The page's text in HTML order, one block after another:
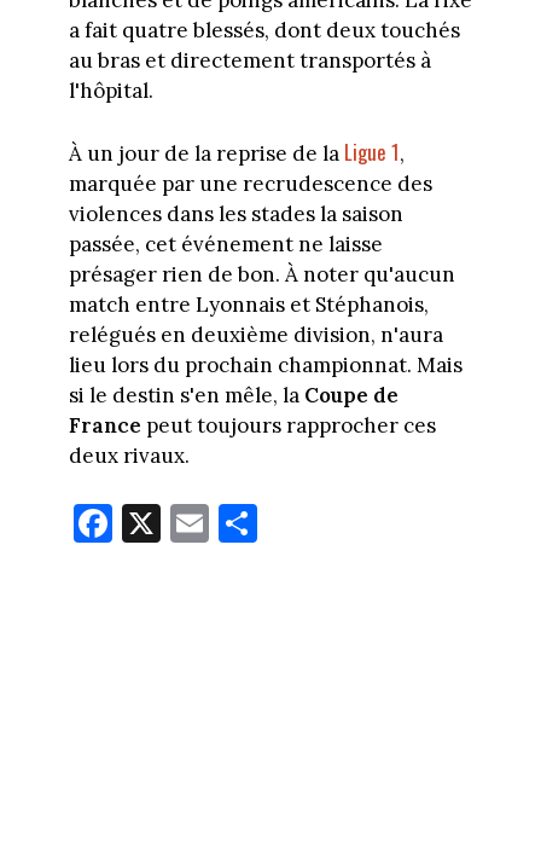
a fait quatre blessés, dont deux touchés
au bras et directement transportés à
l'hôpital.
À un jour de la reprise de la Ligue 1,
marquée par une recrudescence des
violences dans les stades la saison
passée, cet événement ne laisse
présager rien de bon. À noter qu'aucun
match entre Lyonnais et Stéphanois,
relégués en deuxième division, n'aura
lieu lors du prochain championnat. Mais
si le destin s'en mêle, la Coupe de
France peut toujours rapprocher ces
deux rivaux.
Fa
ce
X E
m
Pa
rt